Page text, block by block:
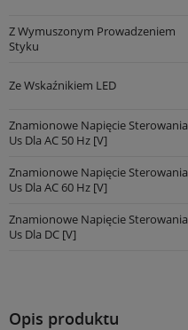
Z Wymuszonym Prowadzeniem
Styku
Ze Wskaźnikiem LED
Znamionowe Napięcie Sterowania
Us Dla AC 50 Hz [V]
Znamionowe Napięcie Sterowania
Us Dla AC 60 Hz [V]
Znamionowe Napięcie Sterowania
Us Dla DC [V]
Opis produktu